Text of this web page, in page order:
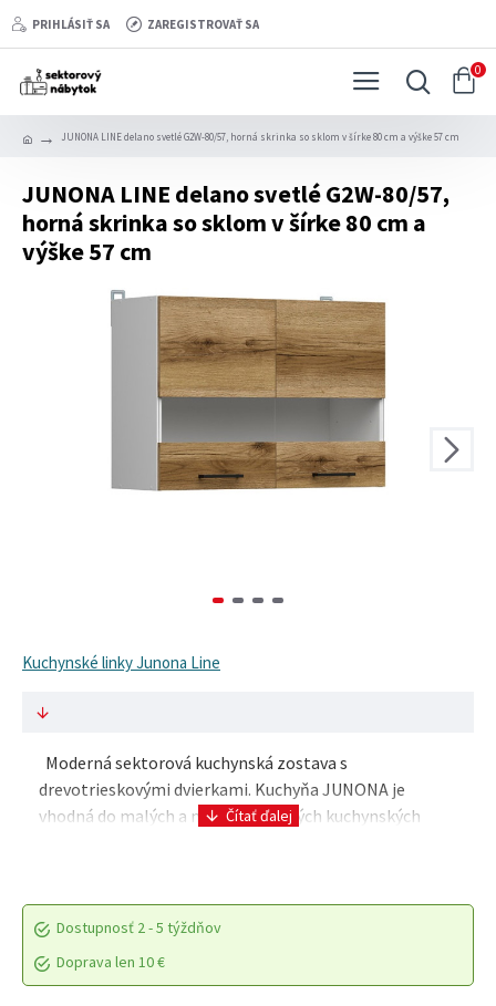
PRIHLÁSIŤ SA ZAREGISTROVAŤ SA
0
JUNONA LINE delano svetlé G2W-80/57, horná skrinka so sklom v šírke 80 cm a výške 57 cm
JUNONA LINE delano svetlé G2W-80/57,
horná skrinka so sklom v šírke 80 cm a
výške 57 cm
Kuchynské linky Junona Line
Moderná sektorová kuchynská zostava s
drevotrieskovými dvierkami. Kuchyňa JUNONA je
vhodná do malých a málo využívaných kuchynských
Dostupnosť 2 - 5 týždňov
Doprava len 10 €